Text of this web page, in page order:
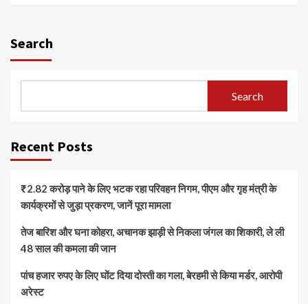
Search
Search
Recent Posts
₹2.82 करोड़ पाने के लिए भटक रहा परिवहन निगम, पीएम और गृह मंत्री के
कार्यक्रमों से जुड़ा प्रकरण, जानें पूरा मामला
तेज बारिश और घना कोहरा, अचानक झाड़ी से निकला जंगल का शिकारी, ले ली
48 साल की कमला की जान
पांच हजार रुपए के लिए घोंट दिया दोस्ती का गला, बेरहमी से किया मर्डर, आरोपी
अरेस्ट